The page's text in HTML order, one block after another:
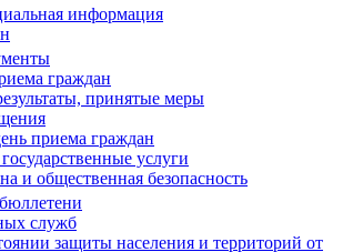
информация
граждан
принятые меры
приема граждан
услуги
и общественная безопасность
служб
защиты населения и территорий от